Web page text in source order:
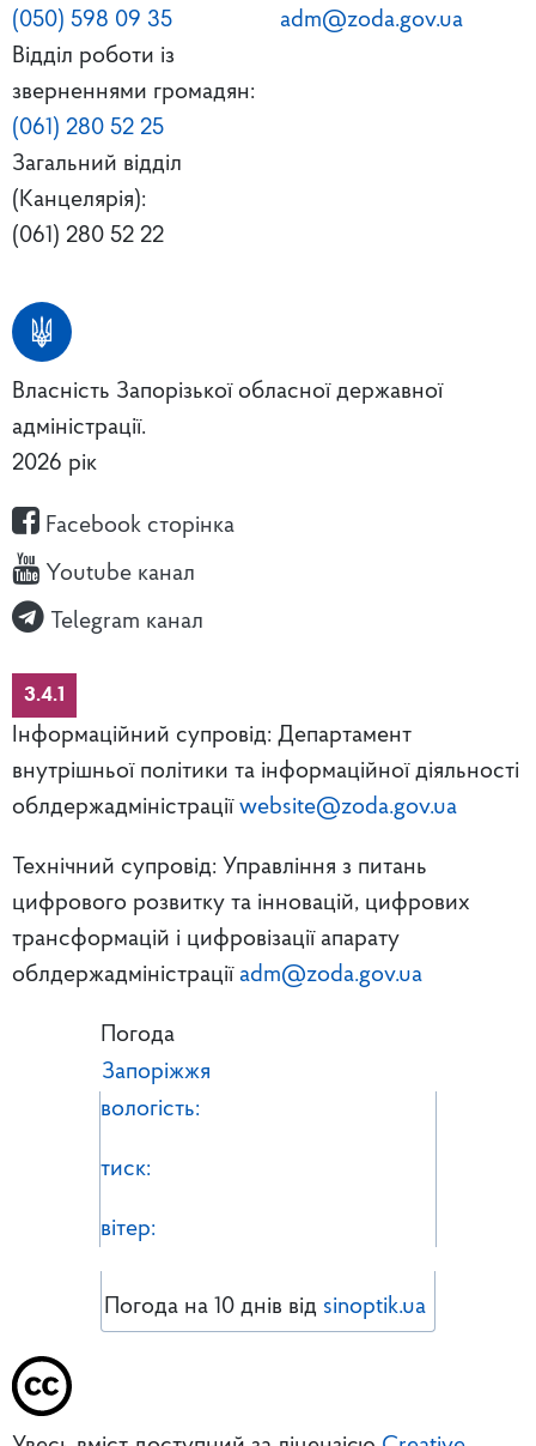
(050) 598 09 35
Відділ роботи із
зверненнями громадян:
(061) 280 52 25
Загальний відділ
(Канцелярія):
(061) 280 52 22
adm@zoda.gov.ua
Власність Запорізької обласної державної
адміністрації.
2026 рік
Facebook сторінка
Youtube канал
Telegram канал
3.4.1
Інформаційний супровід: Департамент
внутрішньої політики та інформаційної діяльності
облдержадміністрації website@zoda.gov.ua
Технічний супровід: Управління з питань
цифрового розвитку та інновацій, цифрових
трансформацій і цифровізації апарату
облдержадміністрації adm@zoda.gov.ua
Погода
Запоріжжя
вологість:
тиск:
вітер:
Погода на 10 днів від sinoptik.ua